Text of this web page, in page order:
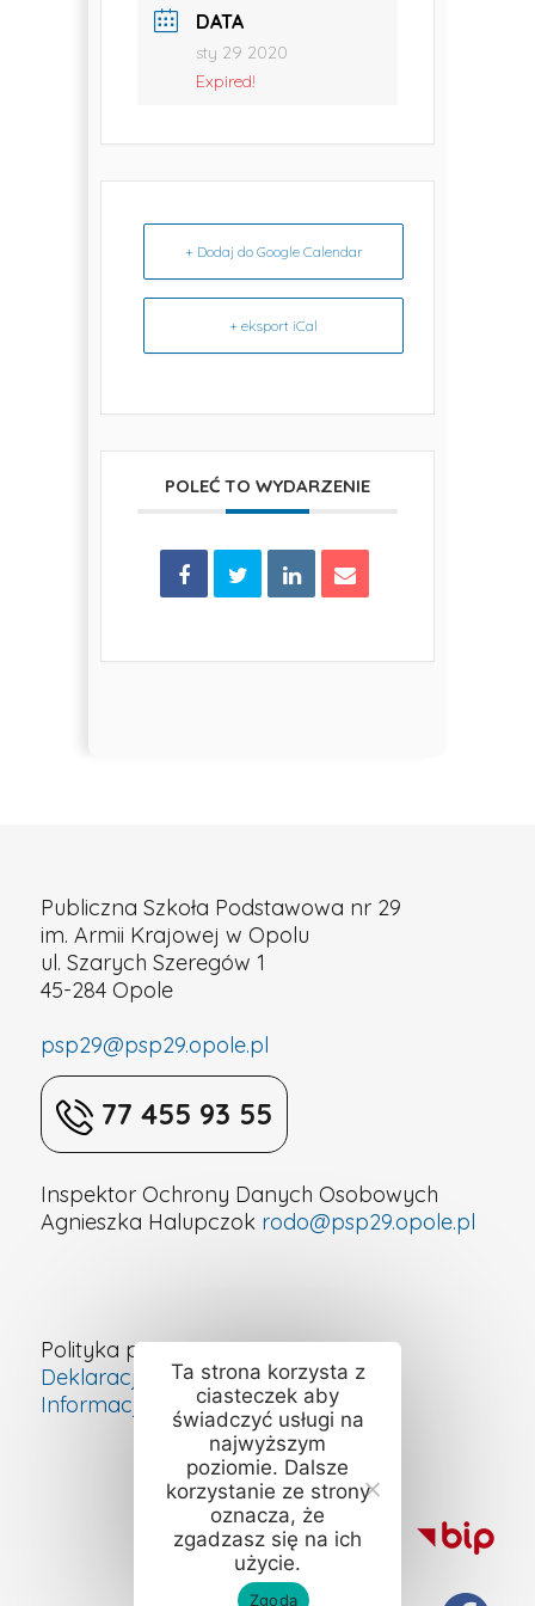
DATA
sty 29 2020
Expired!
+ Dodaj do Google Calendar
+ eksport iCal
POLEĆ TO WYDARZENIE
Publiczna Szkoła Podstawowa nr 29
im. Armii Krajowej w Opolu
ul. Szarych Szeregów 1
45-284 Opole
psp29@psp29.opole.pl
77 455 93 55
Inspektor Ochrony Danych Osobowych
Agnieszka Halupczok rodo@psp29.opole.pl
Polityka prywatności
Deklaracja dostępności cyfrowej
Informacje o szkole – ETR
Ta strona korzysta z
ciasteczek aby
świadczyć usługi na
najwyższym
poziomie. Dalsze
korzystanie ze strony
oznacza, że
zgadzasz się na ich
użycie.
Zgoda